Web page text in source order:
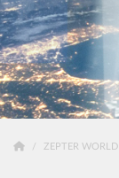
ZEPTER WORLD